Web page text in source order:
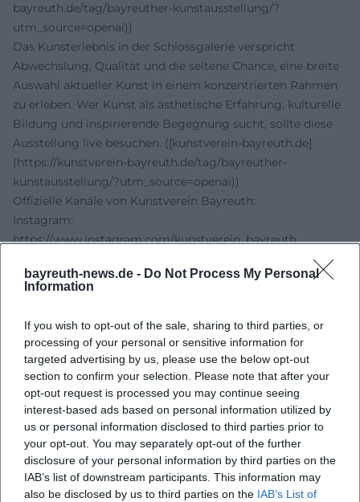
bayreuth-news.de - Do Not Process My Personal
Information
If you wish to opt-out of the sale, sharing to third parties, or
processing of your personal or sensitive information for
targeted advertising by us, please use the below opt-out
section to confirm your selection. Please note that after your
opt-out request is processed you may continue seeing
interest-based ads based on personal information utilized by
us or personal information disclosed to third parties prior to
your opt-out. You may separately opt-out of the further
disclosure of your personal information by third parties on the
IAB’s list of downstream participants. This information may
also be disclosed by us to third parties on the IAB’s List of
bayreuth.de/tag/bayreuther-kunstausstellung/?
utm_source=openai))
Das Kunsterlebnis in der Schlossgalerie verspricht
Abwechslung, Qualität und die seltene Chance, eine breite
Auswahl aktueller Kunst in einem konzentrierten Rahmen
zu erleben. Wer Kunst als ästhetische Erfahrung, kulturelle
Bildung und inspirierende Begegnung sucht, sollte diese
Ausstellung live besuchen. ([kunstverein-bayreuth.de]
(https://kunstverein-bayreuth.de/tag/bayreuther-
kunstausstellung/?utm_source=openai))
Offizielle Kanäle von Kunstverein Bayreuth:
Instagram:
https://www.instagram.com/kunstverein_bayreuth
https://www.facebook.com/61561661864598
YouTube: kein offizielles Profil gefunden
Kunstverein Bayreuth E.V. - Bayreuther Kunstausstellung
Kunstverein Bayreuth E.V. - Ausstellungsbedingungen 76.
BKA 2026
Stadt Bayreuth - Kunst in Bayreuth
Kunstverein Bayreuth E.V. - Impressum und Social Media
Stadt Bayreuth - Indoor-Blindenleitsystem in der
Schlossgalerie